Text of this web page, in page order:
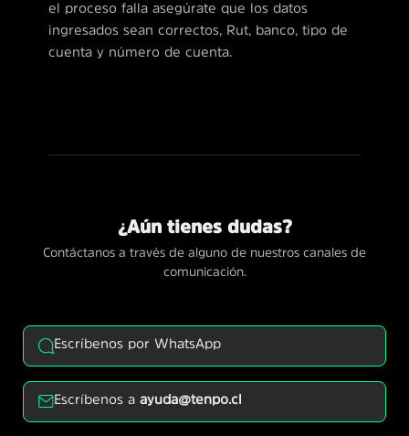
el proceso falla asegúrate que los datos
ingresados sean correctos, Rut, banco, tipo de
cuenta y número de cuenta.
¿Aún tienes dudas?
Contáctanos a través de alguno de nuestros canales de
comunicación.
Escríbenos por WhatsApp
Escríbenos aayuda@tenpo.cl